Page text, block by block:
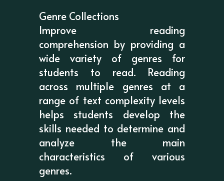
Genre Collections
Improve reading
comprehension by providing a
wide variety of genres for
students to read. Reading
across multiple genres at a
range of text complexity levels
helps students develop the
skills needed to determine and
analyze the main
characteristics of various
genres.